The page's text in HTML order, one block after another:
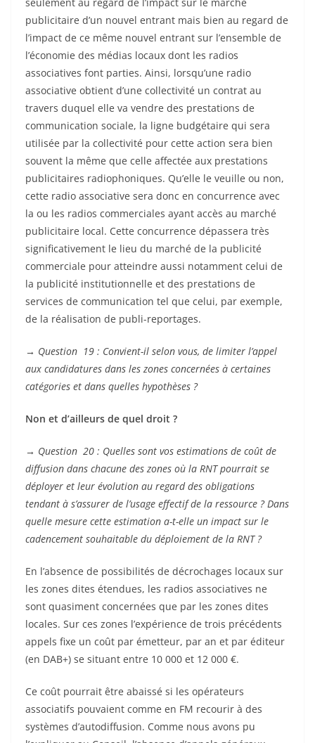
publicitaire d’un nouvel entrant mais bien au regard de
l’impact de ce même nouvel entrant sur l’ensemble de
l’économie des médias locaux dont les radios
associatives font parties. Ainsi, lorsqu’une radio
associative obtient d’une collectivité un contrat au
travers duquel elle va vendre des prestations de
communication sociale, la ligne budgétaire qui sera
utilisée par la collectivité pour cette action sera bien
souvent la même que celle affectée aux prestations
publicitaires radiophoniques. Qu’elle le veuille ou non,
cette radio associative sera donc en concurrence avec
la ou les radios commerciales ayant accès au marché
publicitaire local. Cette concurrence dépassera très
significativement le lieu du marché de la publicité
commerciale pour atteindre aussi notamment celui de
la publicité institutionnelle et des prestations de
services de communication tel que celui, par exemple,
de la réalisation de publi-reportages.
→ Question 19 : Convient-il selon vous, de limiter l’appel
aux candidatures dans les zones concernées à certaines
catégories et dans quelles hypothèses ?
Non et d’ailleurs de quel droit ?
→ Question 20 : Quelles sont vos estimations de coût de
diffusion dans chacune des zones où la RNT pourrait se
déployer et leur évolution au regard des obligations
tendant à s’assurer de l’usage effectif de la ressource ? Dans
quelle mesure cette estimation a-t-elle un impact sur le
cadencement souhaitable du déploiement de la RNT ?
En l’absence de possibilités de décrochages locaux sur
les zones dites étendues, les radios associatives ne
sont quasiment concernées que par les zones dites
locales. Sur ces zones l’expérience de trois précédents
appels fixe un coût par émetteur, par an et par éditeur
(en DAB+) se situant entre 10 000 et 12 000 €.
Ce coût pourrait être abaissé si les opérateurs
associatifs pouvaient comme en FM recourir à des
systèmes d’autodiffusion. Comme nous avons pu